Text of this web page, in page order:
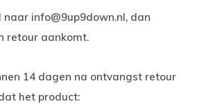
naar info@9up9down.nl, dan
retour aankomt.
14 dagen na ontvangst retour
het product: